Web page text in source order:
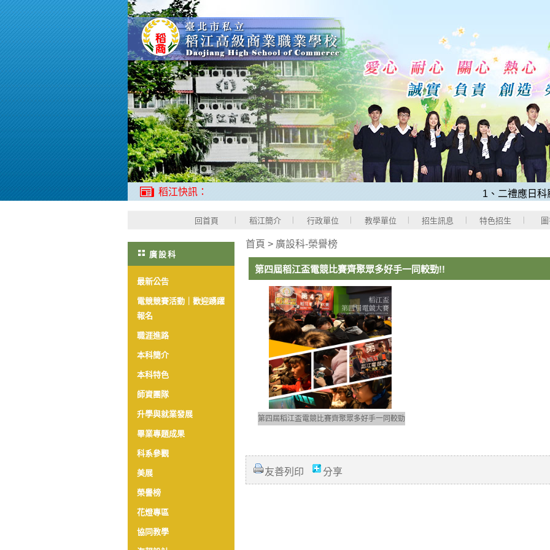
稻江快訊： 1、二禮應日科羅
回首頁 稻江簡介 行政單位 教學單位 招生訊息 特色招生
廣設科
最新公告
電競競賽活動｜歡迎踴躍
報名
職涯進路
本科簡介
本科特色
師資團隊
升學與就業發展
畢業專題成果
科系參觀
美展
榮譽榜
花燈專區
協同教學
首頁 > 廣設科-榮譽榜
第四屆稻江盃電競比賽齊聚眾多好手一同較勁!!
第四屆稻江盃電競比賽齊聚眾多好手一同較勁
友善列印 分享